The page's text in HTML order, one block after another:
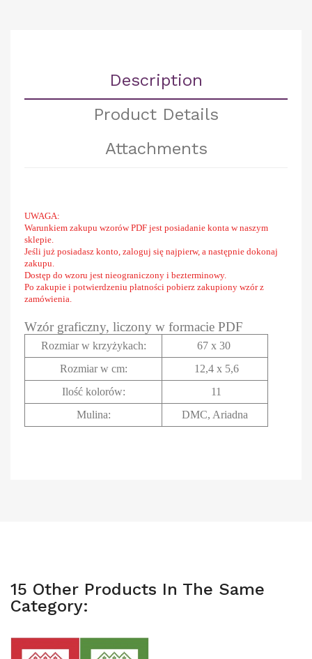
Description
Product Details
Attachments
UWAGA:
Warunkiem zakupu wzorów PDF jest posiadanie konta w naszym
sklepie.
Jeśli już posiadasz konto, zaloguj się najpierw, a następnie dokonaj
zakupu.
Dostęp do wzoru jest nieograniczony i bezterminowy.
Po zakupie i potwierdzeniu płatności pobierz zakupiony wzór z
zamówienia.
Wzór graficzny, liczony w formacie PDF
Rozmiar w krzyżykach:
67 x 30
Rozmiar w cm:
12,4 x 5,6
Ilość kolorów:
11
Mulina:
DMC, Ariadna
15 Other Products In The Same
Category: